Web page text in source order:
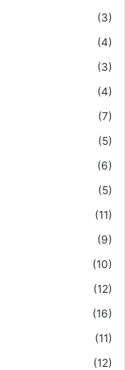
(3)
(4)
(3)
(4)
(7)
(5)
(6)
(5)
(11)
(9)
(10)
(12)
(16)
(11)
(12)